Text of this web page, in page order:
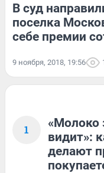
В суд
поселка
себе премии
9 ноября, 2018, 19:56
1
«Молоко
видит»:
делают